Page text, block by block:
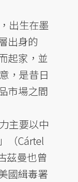
出生在墨
出身的
起家，並
，是昔日
市場之間
主要以中
（Cártel
茲曼也曾
國緝毒署